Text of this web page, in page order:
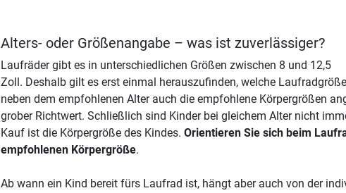
Alters- oder Größenangabe – was ist zuverlässiger?
Laufräder gibt es in unterschiedlichen Größen zwischen 8 und 12,5
Zoll. Deshalb gilt es erst einmal herauszufinden, welche
neben dem empfohlenen Alter auch die empfohlene Körpergrößen
grober Richtwert. Schließlich sind Kinder bei gleichem Alter nicht
Kauf ist die Körpergröße des Kindes. Orientieren Sie sich beim
empfohlenen Körpergröße.
Ab wann ein Kind bereit fürs Laufrad ist, hängt aber auch von der